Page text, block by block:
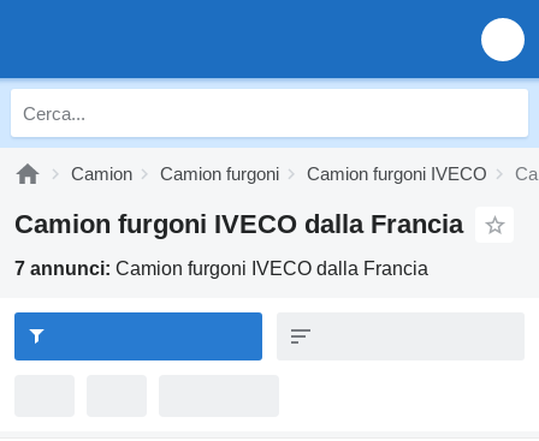
Camion Camion furgoni Camion furgoni IVECO
Camion furgoni IVECO dalla Francia
7 annunci: Camion furgoni IVECO dalla Francia